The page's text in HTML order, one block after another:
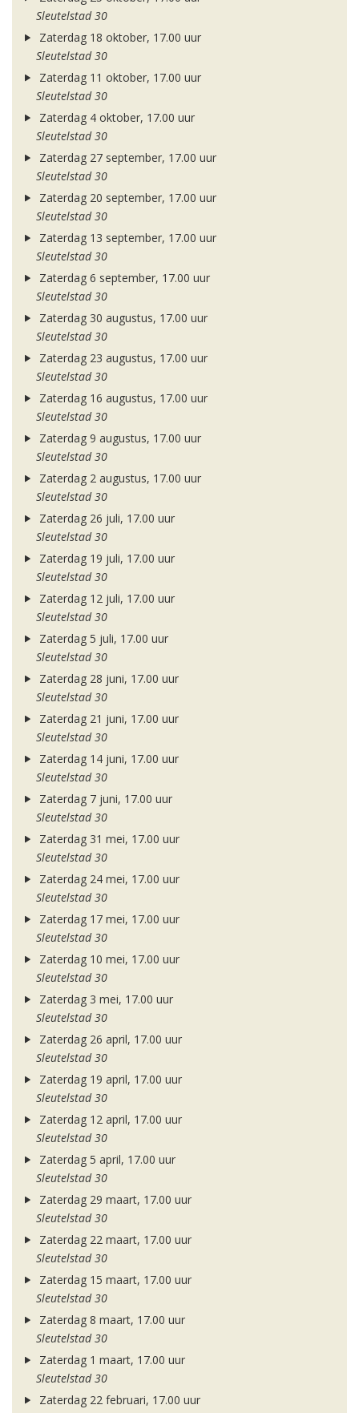
Sleutelstad 30
Zaterdag 18 oktober, 17.00 uur
Sleutelstad 30
Zaterdag 11 oktober, 17.00 uur
Sleutelstad 30
Zaterdag 4 oktober, 17.00 uur
Sleutelstad 30
Zaterdag 27 september, 17.00 uur
Sleutelstad 30
Zaterdag 20 september, 17.00 uur
Sleutelstad 30
Zaterdag 13 september, 17.00 uur
Sleutelstad 30
Zaterdag 6 september, 17.00 uur
Sleutelstad 30
Zaterdag 30 augustus, 17.00 uur
Sleutelstad 30
Zaterdag 23 augustus, 17.00 uur
Sleutelstad 30
Zaterdag 16 augustus, 17.00 uur
Sleutelstad 30
Zaterdag 9 augustus, 17.00 uur
Sleutelstad 30
Zaterdag 2 augustus, 17.00 uur
Sleutelstad 30
Zaterdag 26 juli, 17.00 uur
Sleutelstad 30
Zaterdag 19 juli, 17.00 uur
Sleutelstad 30
Zaterdag 12 juli, 17.00 uur
Sleutelstad 30
Zaterdag 5 juli, 17.00 uur
Sleutelstad 30
Zaterdag 28 juni, 17.00 uur
Sleutelstad 30
Zaterdag 21 juni, 17.00 uur
Sleutelstad 30
Zaterdag 14 juni, 17.00 uur
Sleutelstad 30
Zaterdag 7 juni, 17.00 uur
Sleutelstad 30
Zaterdag 31 mei, 17.00 uur
Sleutelstad 30
Zaterdag 24 mei, 17.00 uur
Sleutelstad 30
Zaterdag 17 mei, 17.00 uur
Sleutelstad 30
Zaterdag 10 mei, 17.00 uur
Sleutelstad 30
Zaterdag 3 mei, 17.00 uur
Sleutelstad 30
Zaterdag 26 april, 17.00 uur
Sleutelstad 30
Zaterdag 19 april, 17.00 uur
Sleutelstad 30
Zaterdag 12 april, 17.00 uur
Sleutelstad 30
Zaterdag 5 april, 17.00 uur
Sleutelstad 30
Zaterdag 29 maart, 17.00 uur
Sleutelstad 30
Zaterdag 22 maart, 17.00 uur
Sleutelstad 30
Zaterdag 15 maart, 17.00 uur
Sleutelstad 30
Zaterdag 8 maart, 17.00 uur
Sleutelstad 30
Zaterdag 1 maart, 17.00 uur
Sleutelstad 30
Zaterdag 22 februari, 17.00 uur